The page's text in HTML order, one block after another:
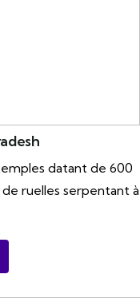
datant de 600
ruelles serpentant à